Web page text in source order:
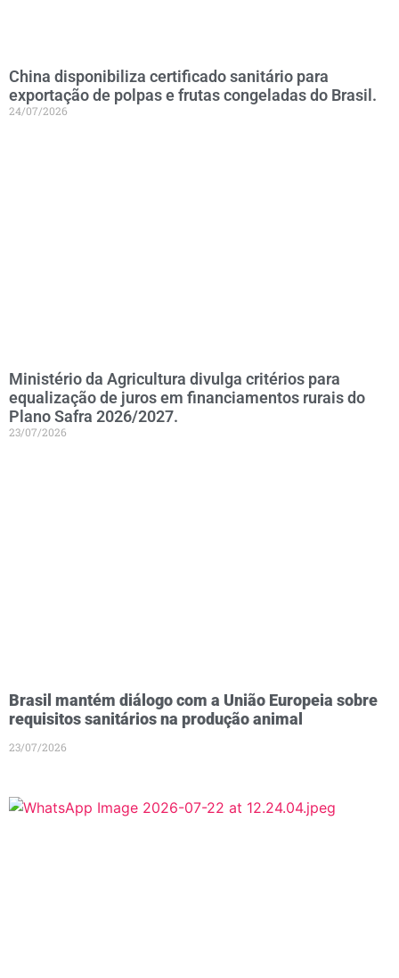
China disponibiliza certificado sanitário para
exportação de polpas e frutas congeladas do Brasil.
24/07/2026
Ministério da Agricultura divulga critérios para
equalização de juros em financiamentos rurais do
Plano Safra 2026/2027.
23/07/2026
Brasil mantém diálogo com a União Europeia sobre
requisitos sanitários na produção animal
23/07/2026